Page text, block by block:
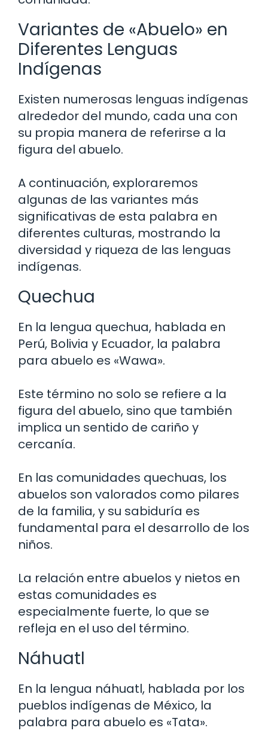
Variantes de «Abuelo» en
Diferentes Lenguas
Indígenas
Existen numerosas lenguas indígenas
alrededor del mundo, cada una con
su propia manera de referirse a la
figura del abuelo.
A continuación, exploraremos
algunas de las variantes más
significativas de esta palabra en
diferentes culturas, mostrando la
diversidad y riqueza de las lenguas
indígenas.
Quechua
En la lengua quechua, hablada en
Perú, Bolivia y Ecuador, la palabra
para abuelo es «Wawa».
Este término no solo se refiere a la
figura del abuelo, sino que también
implica un sentido de cariño y
cercanía.
En las comunidades quechuas, los
abuelos son valorados como pilares
de la familia, y su sabiduría es
fundamental para el desarrollo de los
niños.
La relación entre abuelos y nietos en
estas comunidades es
especialmente fuerte, lo que se
refleja en el uso del término.
Náhuatl
En la lengua náhuatl, hablada por los
pueblos indígenas de México, la
palabra para abuelo es «Tata».